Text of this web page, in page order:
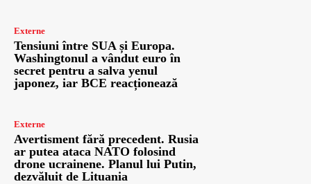
Externe
Tensiuni între SUA și Europa.
Washingtonul a vândut euro în
secret pentru a salva yenul
japonez, iar BCE reacționează
Externe
Avertisment fără precedent. Rusia
ar putea ataca NATO folosind
drone ucrainene. Planul lui Putin,
dezvăluit de Lituania